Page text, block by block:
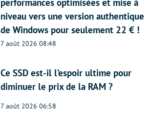
performances optimisées et mise à
niveau vers une version authentique
de Windows pour seulement 22 € !
7 août 2026 08:48
Ce SSD est-il l’espoir ultime pour
diminuer le prix de la RAM ?
7 août 2026 06:58